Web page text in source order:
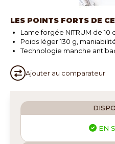
LES POINTS FORTS DE
Lame forgée NITRUM de 10
Poids léger 130 g,
Technologie manche
Ajouter au comparateur
EN